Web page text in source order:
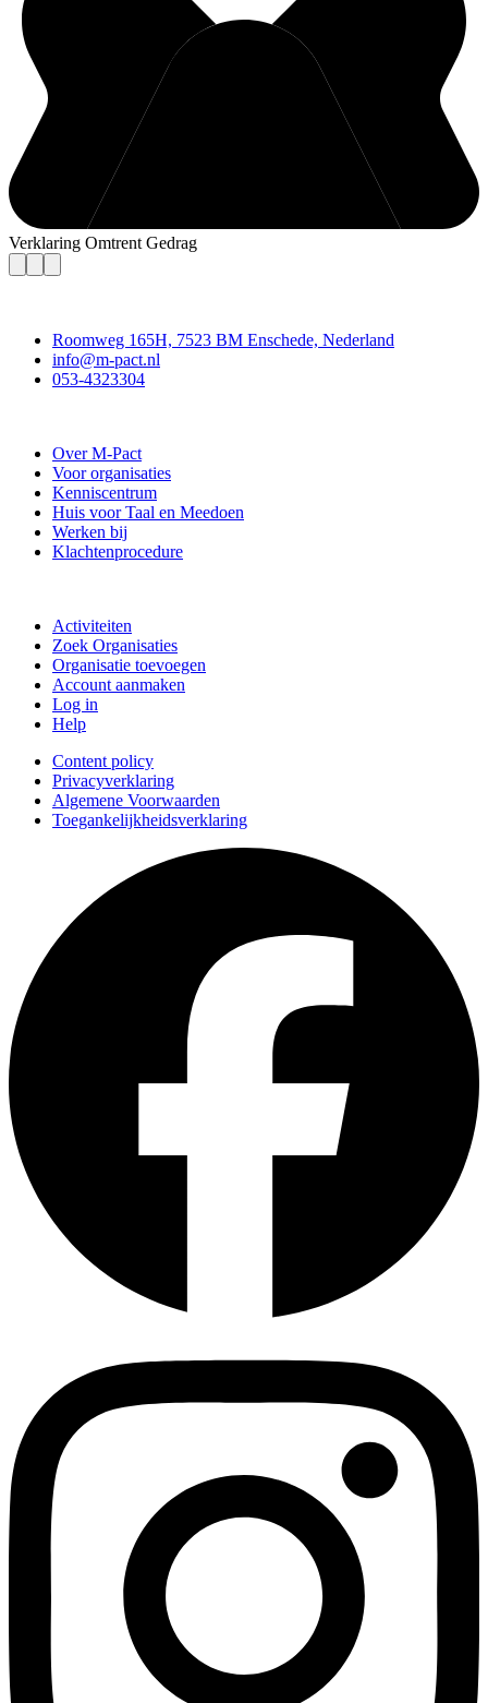
Verklaring Omtrent Gedrag
Roomweg 165H, 7523 BM Enschede, Nederland
info@m-pact.nl
053-4323304
Over M-Pact
Voor organisaties
Kenniscentrum
Huis voor Taal en Meedoen
Werken bij
Klachtenprocedure
Activiteiten
Zoek Organisaties
Organisatie toevoegen
Account aanmaken
Log in
Help
Content policy
Privacyverklaring
Algemene Voorwaarden
Toegankelijkheidsverklaring